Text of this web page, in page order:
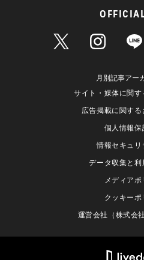
月別記事アー
サイト・媒体に関
広告掲載に関す
個人情報保
情報セキュリ
データ収集と利
メディアポ
クッキーポ
運営会社（株式会